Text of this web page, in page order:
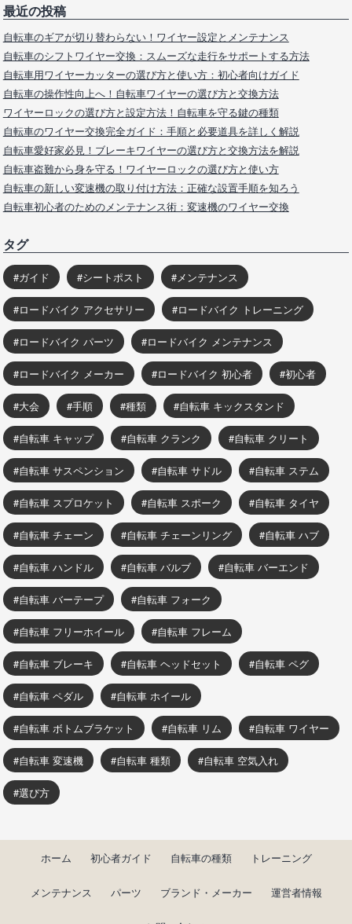
最近の投稿
自転車のギアが切り替わらない！ワイヤー設定とメンテナンス
自転車のシフトワイヤー交換：スムーズな走行をサポートする方法
自転車用ワイヤーカッターの選び方と使い方：初心者向けガイド
自転車の操作性向上へ！自転車ワイヤーの選び方と交換方法
ワイヤーロックの選び方と設定方法！自転車を守る鍵の種類
自転車のワイヤー交換完全ガイド：手順と必要道具を詳しく解説
自転車愛好家必見！ブレーキワイヤーの選び方と交換方法を解説
自転車盗難から身を守る！ワイヤーロックの選び方と使い方
自転車の新しい変速機の取り付け方法：正確な設置手順を知ろう
自転車初心者のためのメンテナンス術：変速機のワイヤー交換
タグ
ガイド シートポスト メンテナンス
ロードバイク アクセサリー ロードバイク トレーニング
ロードバイク パーツ ロードバイク メンテナンス
ロードバイク メーカー ロードバイク 初心者 初心者
大会 手順 種類 自転車 キックスタンド
自転車 キャップ 自転車 クランク 自転車 クリート
自転車 サスペンション 自転車 サドル 自転車 ステム
自転車 スプロケット 自転車 スポーク 自転車 タイヤ
自転車 チェーン 自転車 チェーンリング 自転車 ハブ
自転車 ハンドル 自転車 バルブ 自転車 バーエンド
自転車 バーテープ 自転車 フォーク
自転車 フリーホイール 自転車 フレーム
自転車 ブレーキ 自転車 ヘッドセット 自転車 ペグ
自転車 ペダル 自転車 ホイール
自転車 ボトムブラケット 自転車 リム 自転車 ワイヤー
自転車 変速機 自転車 種類 自転車 空気入れ
選び方
ホーム 初心者ガイド 自転車の種類 トレーニング
メンテナンス パーツ ブランド・メーカー 運営者情報